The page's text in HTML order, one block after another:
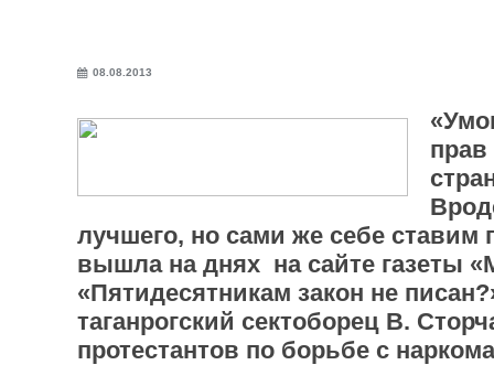
08.08.2013
прав
лучшего, но сами же себе ставим
вышла на днях на сайте газеты
«Пятидесятникам закон не
таганрогский сектоборец В.
протестантов по борьбе с